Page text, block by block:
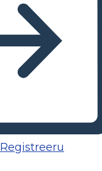
Registreeru